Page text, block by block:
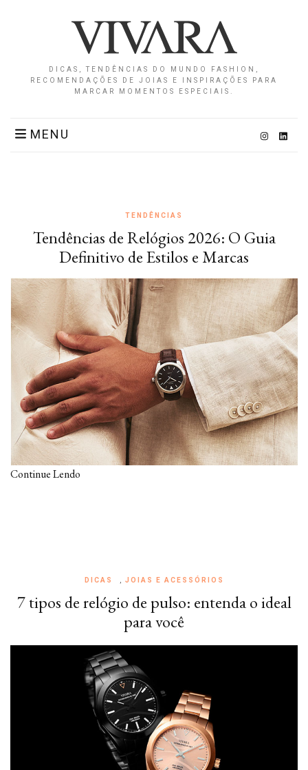
DICAS, TENDÊNCIAS DO MUNDO FASHION,
RECOMENDAÇÕES DE JOIAS E INSPIRAÇÕES PARA
MARCAR MOMENTOS ESPECIAIS.
MENU
TENDÊNCIAS
Tendências de Relógios 2026: O Guia
Definitivo de Estilos e Marcas
Continue Lendo
DICAS , JOIAS E ACESSÓRIOS
7 tipos de relógio de pulso: entenda o ideal
para você